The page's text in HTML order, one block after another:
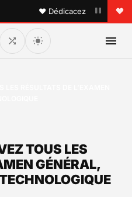
♥ Dédicacez un titre à vos
TOUS LES
GÉNÉRAL,